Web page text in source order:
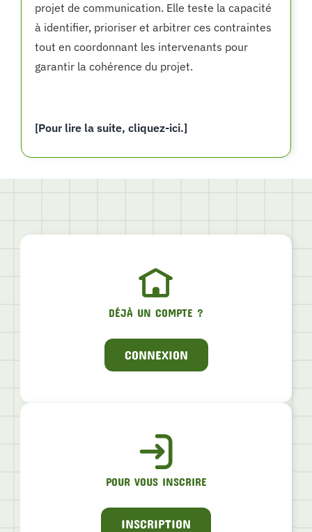
projet de communication. Elle teste la capacité
à identifier, prioriser et arbitrer ces contraintes
tout en coordonnant les intervenants pour
garantir la cohérence du projet.
[Pour lire la suite, cliquez-ici.]
DÉJÀ UN COMPTE ?
CONNEXION
POUR VOUS INSCRIRE
INSCRIPTION